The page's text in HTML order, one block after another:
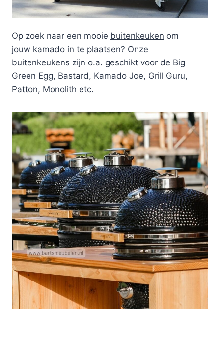
Op zoek naar een mooie buitenkeuken om
jouw kamado in te plaatsen? Onze
buitenkeukens zijn o.a. geschikt voor de Big
Green Egg, Bastard, Kamado Joe, Grill Guru,
Patton, Monolith etc.